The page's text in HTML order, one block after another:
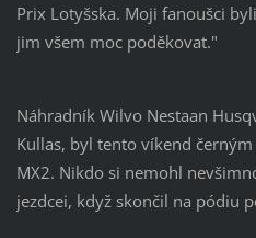
Prix Lotyšska. Moji fanoušci
jim všem moc poděkovat."
Náhradník Wilvo Nestaan
Kullas, byl tento víkend
MX2. Nikdo si nemohl
jezdcei, když skončil na pódiu